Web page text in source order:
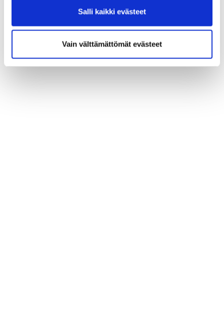
Salli kaikki evästeet
Vain välttämättömät evästeet